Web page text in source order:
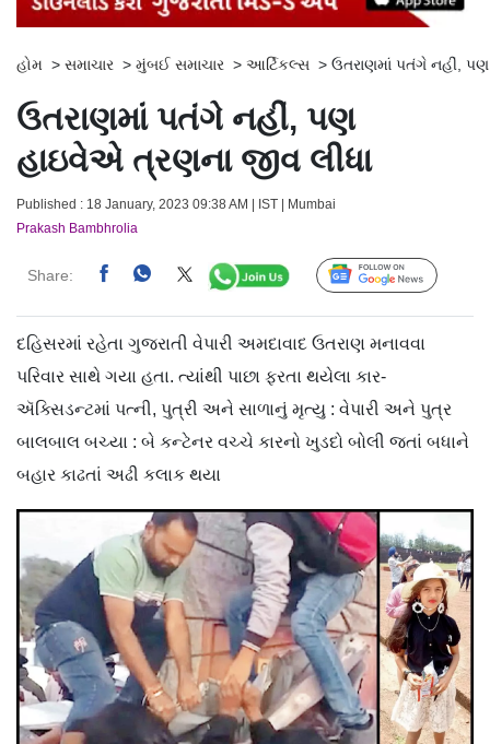
હોમ > સમાચાર > મુંબઈ સમાચાર > આર્ટિકલ્સ > ઉતરાણમાં પતંગે નહીં,
ઉતરાણમાં પતંગે નહીં, પણ
હાઇવેએ ત્રણના જીવ લીધા
Published : 18 January, 2023 09:38 AM | IST | Mumbai
Prakash Bambhrolia
Share: Follow Us
દહિસરમાં રહેતા ગુજરાતી વેપારી અમદાવાદ ઉતરાણ મનાવવા
પરિવાર સાથે ગયા હતા. ત્યાંથી પાછા ફરતા થયેલા કાર-
ઍક્સિડન્ટમાં પત્ની, પુત્રી અને સાળાનું મૃત્યુ : વેપારી અને પુત્ર
બાલબાલ બચ્યા : બે કન્ટેનર વચ્ચે કારનો ખુડદો બોલી જતાં બધાને
બહાર કાઢતાં અઢી કલાક થયા